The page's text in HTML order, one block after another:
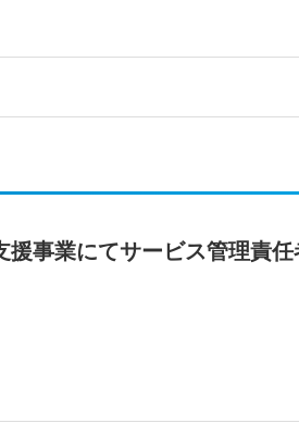
事業にてサービス管理責任